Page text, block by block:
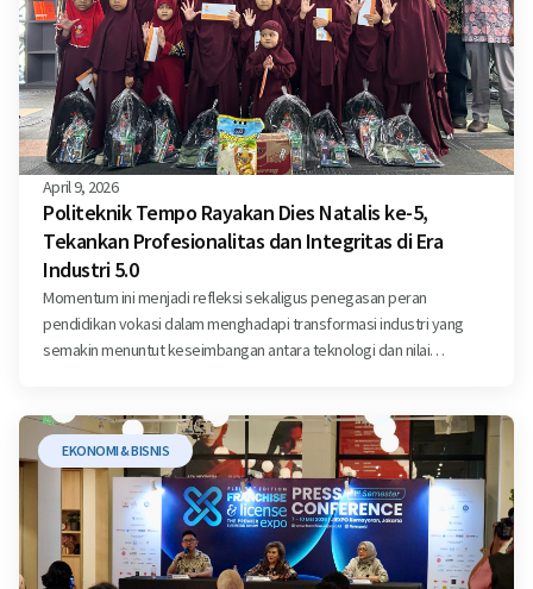
April 9, 2026
Politeknik Tempo Rayakan Dies Natalis ke-5,
Tekankan Profesionalitas dan Integritas di Era
Industri 5.0
Momentum ini menjadi refleksi sekaligus penegasan peran
pendidikan vokasi dalam menghadapi transformasi industri yang
semakin menuntut keseimbangan antara teknologi dan nilai
EKONOMI & BISNIS